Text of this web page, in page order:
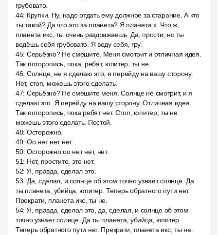
грубовато.
44: Крупки. Ну, надо отдать ему должное за старание. А кто
ты такой? Да что это за планета? Я планета x. Что ж,
планета икс, ты очень раздражаешь. Да, прости, но ты
ведёшь себя грубовато. Я веду себя, гру.
45: Серьёзно? Не смешите. Меня смотрит и отличная идея.
Так поторопись, пока, ребят, юпитер, ты не.
46: Солнце, не я сделаю это, я перейду на вашу сторону.
Нет, стоп, можешь этого сделать.
47: Серьёзно? Не смешите меня. Солнце не смотрит, и я
сделаю это. Я перейду на вашу сторону. Отличная идея.
Так поторопись, пока ребят нет. Стоп, юпитер, ты не
можешь этого сделать. Постой.
48: Осторожно.
49: Оо нет нет нет.
50: Осторожно оо нет нет, нет.
51: Нет, простите, это нет.
52: Я, правда, сделал это.
53: Да, сделал, и солнце об этом точно узнает солнце. Да
ты планета, убийца, юпитер. Теперь обратного пути нет.
Прекрати, планета икс, ты не.
54: Я, правда, сделал это, да, сделал, и солнце об этом
точно узнает солнце. Да ты планета, убийца, юпитер.
Теперь обратного пути нет. Прекрати, планета икс, ты не.